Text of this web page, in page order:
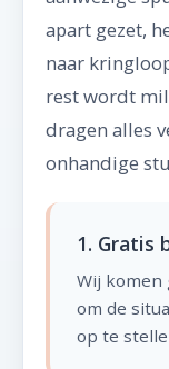
apart gezet,
naar
rest wordt
dragen alles
onhandige
1. Gratis
Wij komen
om de
op te